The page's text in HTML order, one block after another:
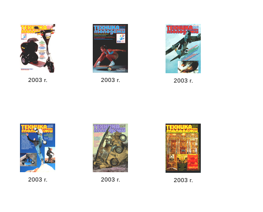
2003 г. 2003 г. 2003 г.
2003 г. 2003 г. 2003 г.